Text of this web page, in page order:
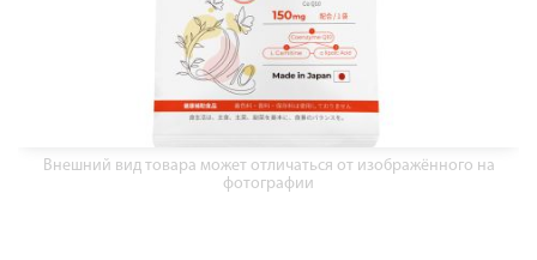
Внешний вид товара может отличаться от изображённого на
фотографии